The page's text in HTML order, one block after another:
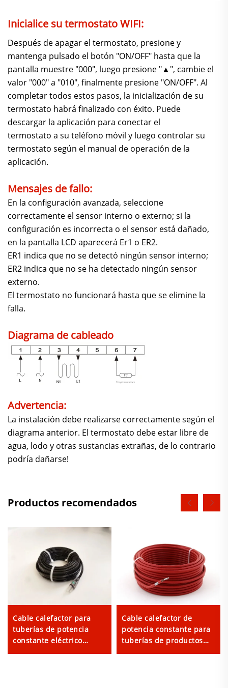
Inicialice su termostato WIFI:
Después de apagar el termostato, presione y
mantenga pulsado el botón "ON/OFF" hasta que la
pantalla muestre "000", luego presione "▲", cambie el
valor "000" a "010", finalmente presione "ON/OFF". Al
completar todos estos pasos, la inicialización de su
termostato habrá finalizado con éxito. Puede
descargar la aplicación para conectar el
termostato a su teléfono móvil y luego controlar su
termostato según el manual de operación de la
aplicación.
Mensajes de fallo:
En la configuración avanzada, seleccione
correctamente el sensor interno o externo; si la
configuración es incorrecta o el sensor está dañado,
en la pantalla LCD aparecerá Er1 o ER2.
ER1 indica que no se detectó ningún sensor interno;
ER2 indica que no se ha detectado ningún sensor
externo.
El termostato no funcionará hasta que se elimine la
falla.
Diagrama de cableado
Advertencia:
La instalación debe realizarse correctamente según el
diagrama anterior. El termostato debe estar libre de
agua, lodo y otras sustancias extrañas, de lo contrario
podría dañarse!
Productos recomendados
Cable calefactor para
tuberías de potencia
constante eléctrico
América del Norte PHC
Cable calefactor de
potencia constante para
tuberías de productos
químicos o gas natural,